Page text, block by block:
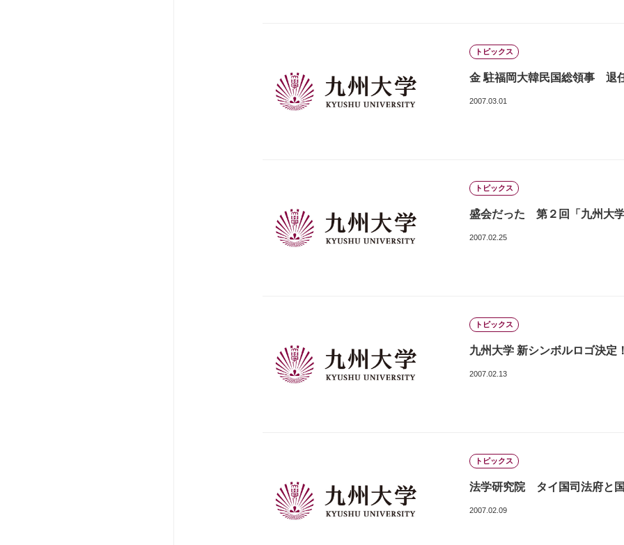
トピックス
金 駐福岡大韓民国総領事 退
2007.03.01
トピックス
盛会だった 第２回「九州大
2007.02.25
トピックス
九州大学 新シンボルロゴ決定！
2007.02.13
トピックス
法学研究院 タイ国司法府と
2007.02.09